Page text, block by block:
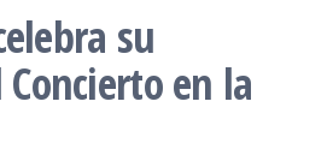
su
en la